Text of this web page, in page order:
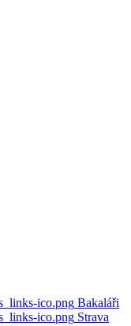
Bakaláři
Strava